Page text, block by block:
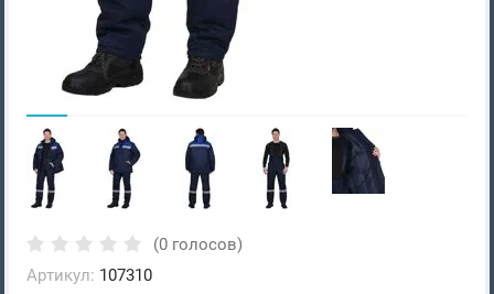
(0 голосов)
Артикул: 107310